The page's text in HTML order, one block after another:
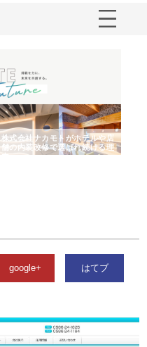
株式会社ナカモトがホテルや店
舗の内装改修で選ばれ続ける理
由
google+ はてブ